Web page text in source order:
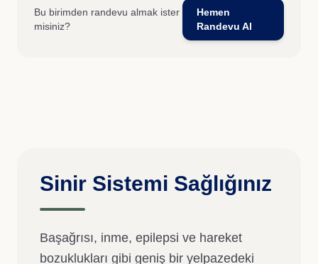
Bu birimden randevu almak ister
misiniz?
Hemen
Randevu Al
Sinir Sistemi Sağlığınız
Başağrısı, inme, epilepsi ve hareket
bozuklukları gibi geniş bir yelpazedeki